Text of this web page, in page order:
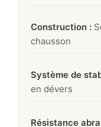
Construction :
chausson
Système de
en dévers
Résistance